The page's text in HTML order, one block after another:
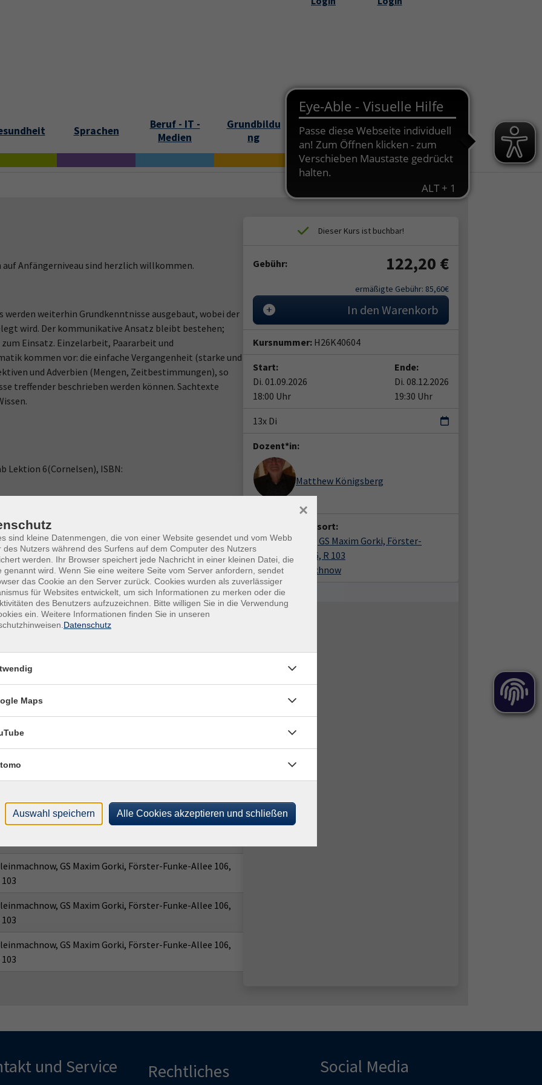
Sprachen
Beruf - IT -
Medien
Grundbildu
ng
Online
Bildungszei
t
Anfängerniveau sind herzlich willkommen.
werden weiterhin Grundkenntnisse ausgebaut, wobei der
wird. Der kommunikative Ansatz bleibt bestehen;
Einsatz. Einzelarbeit, Paararbeit und
kommen vor: die einfache Vergangenheit (starke und
und Adverbien (Mengen, Zeitbestimmungen), so
treffender beschrieben werden können. Sachtexte
Lektion 6(Cornelsen), ISBN:
/ Raum
GS Maxim Gorki, Förster-Funke-Allee 106,
103
GS Maxim Gorki, Förster-Funke-Allee 106,
GS Maxim Gorki, Förster-Funke-Allee 106,
103
Kleinmachnow, GS Maxim Gorki, Förster-Funke-Allee 106,
GS Maxim Gorki, Förster-Funke-Allee 106,
103
R 103
Kleinmachnow, GS Maxim Gorki, Förster-Funke-Allee 106,
GS Maxim Gorki, Förster-Funke-Allee 106,
103
GS Maxim Gorki, Förster-Funke-Allee 106,
103
GS Maxim Gorki, Förster-Funke-Allee 106,
103
Gebühr: 122,20 €
ermäßigte Gebühr: 85,60€
In den Warenkorb
Kursnummer: H26K40604
Start:
Di. 01.09.2026
18:00 Uhr
Ende:
Di. 08.12.2026
19:30 Uhr
13x Di
Dozent*in:
Matthew Königsberg
Veranstaltungsort:
Kleinmachnow, GS Maxim Gorki, Förster-
Funke-Allee 106, R 103
14532 Kleinmachnow
und Service Rechtliches Social Media
sind kleine Datenmengen, die von einer Website gesendet und vom Webb
des Nutzers während des Surfens auf dem Computer des Nutzers
werden. Ihr Browser speichert jede Nachricht in einer kleinen Datei, die
genannt wird. Wenn Sie eine weitere Seite vom Server anfordern, sendet
das Cookie an den Server zurück. Cookies wurden als zuverlässiger
für Websites entwickelt, um sich Informationen zu merken oder die
des Benutzers aufzuzeichnen. Bitte willigen Sie in die Verwendung
ein. Weitere Informationen finden Sie in unseren
Datenschutz
×
Maps
Auswahl speichern Alle Cookies akzeptieren und schließen